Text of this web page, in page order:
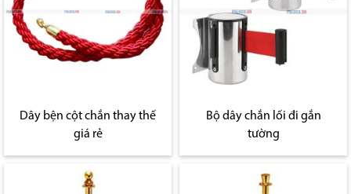
Dây bện cột chắn thay thế
giá rẻ
Bộ dây chắn lối đi gắn
tường